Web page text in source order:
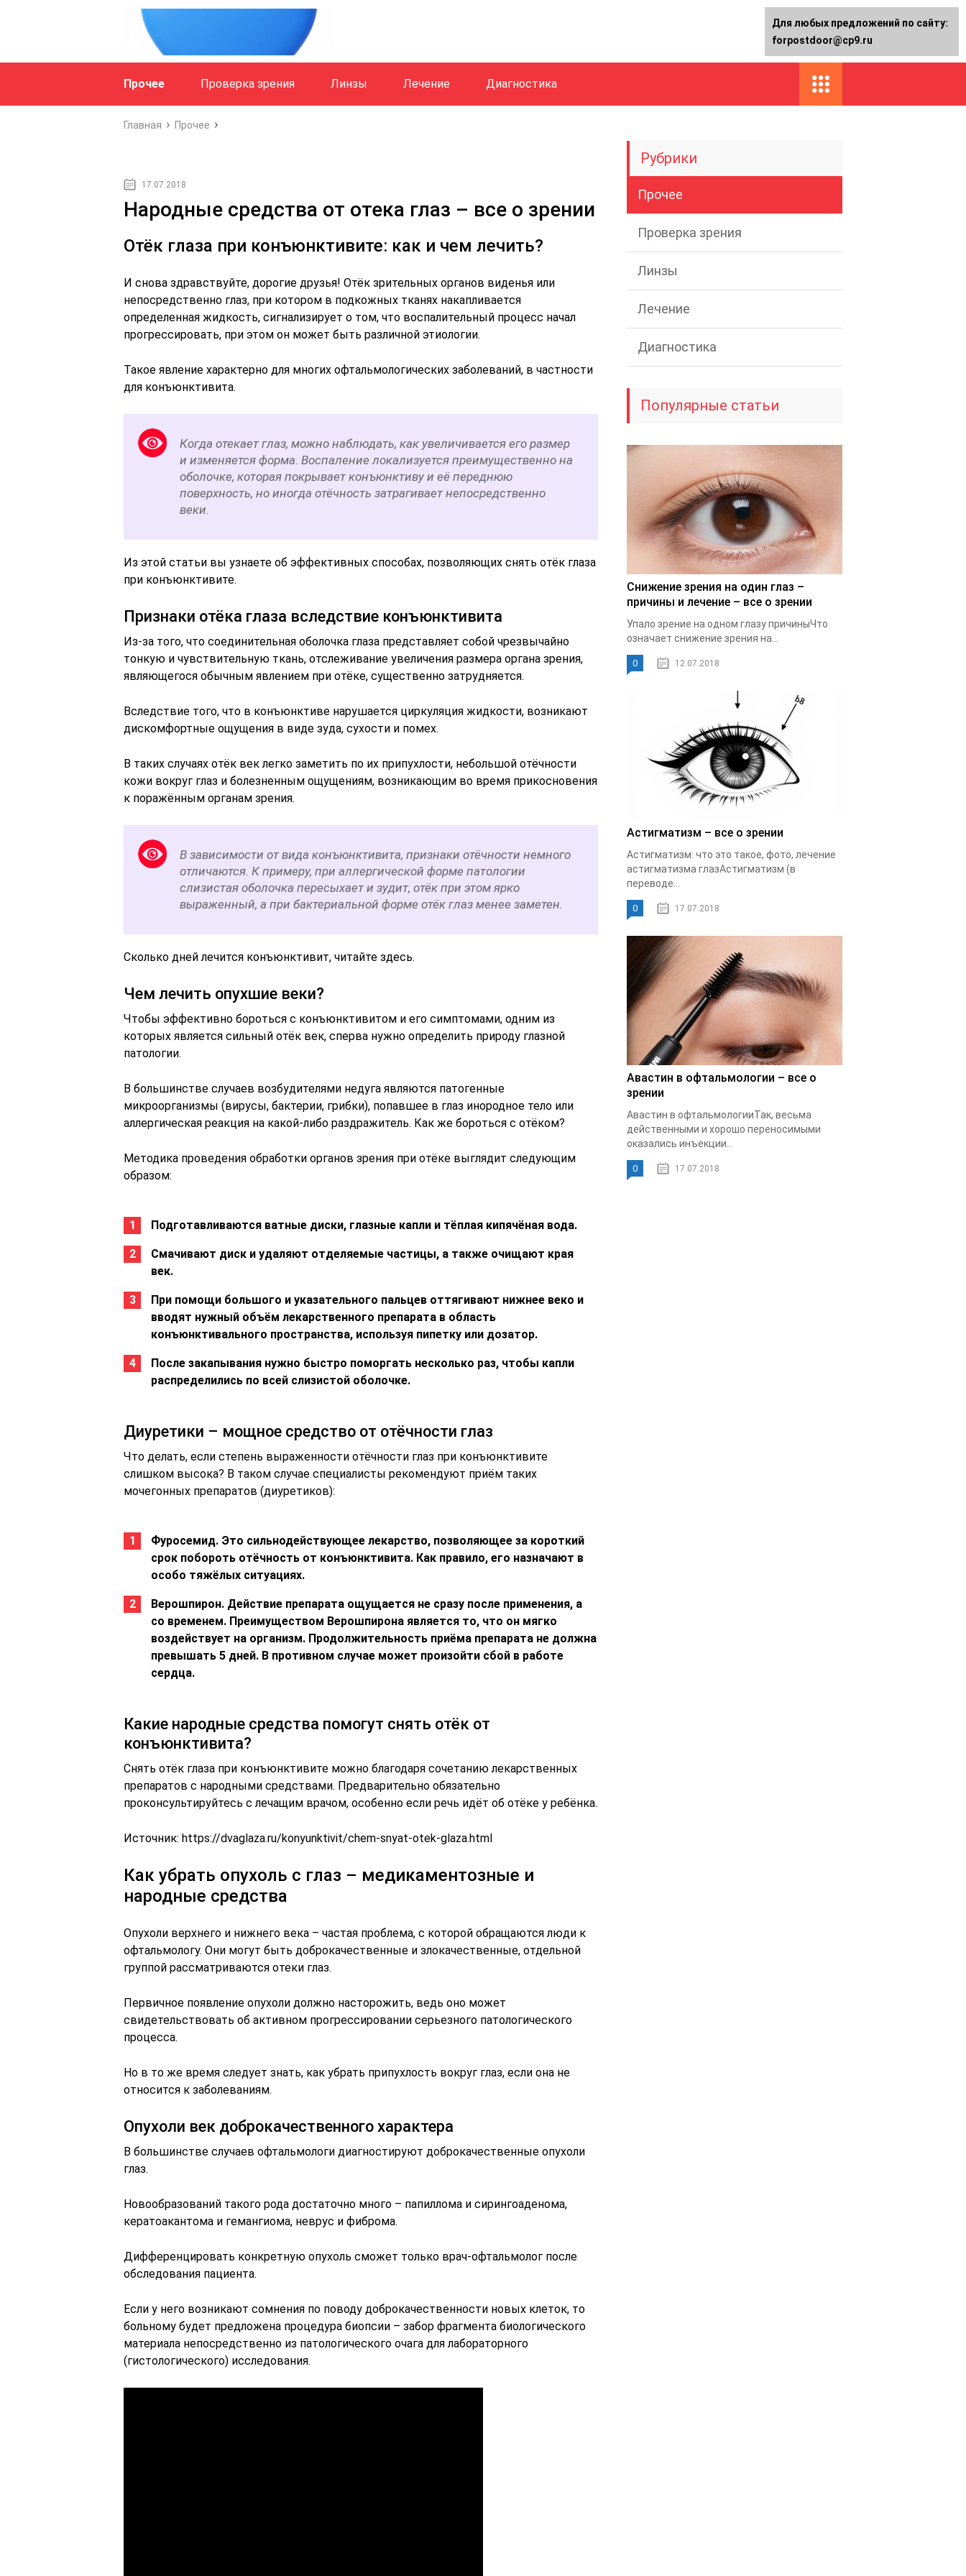
Прочее Проверка зрения Линзы Лечение Диагностика
Главная Прочее
17.07.2018
Народные средства от отека глаз – все о зрении
Отёк глаза при конъюнктивите: как и чем лечить?
И снова здравствуйте, дорогие друзья! Отёк зрительных органов виденья или
непосредственно глаз, при котором в подкожных тканях накапливается
определенная жидкость, сигнализирует о том, что воспалительный процесс начал
прогрессировать, при этом он может быть различной этиологии.
Такое явление характерно для многих офтальмологических заболеваний, в частности
для конъюнктивита.
Когда отекает глаз, можно наблюдать, как увеличивается его размер
и изменяется форма. Воспаление локализуется преимущественно на
оболочке, которая покрывает конъюнктиву и её переднюю
поверхность, но иногда отёчность затрагивает непосредственно
веки.
Из этой статьи вы узнаете об эффективных способах, позволяющих снять отёк глаза
при конъюнктивите.
Признаки отёка глаза вследствие конъюнктивита
Из-за того, что соединительная оболочка глаза представляет собой чрезвычайно
тонкую и чувствительную ткань, отслеживание увеличения размера органа зрения,
являющегося обычным явлением при отёке, существенно затрудняется.
Вследствие того, что в конъюнктиве нарушается циркуляция жидкости, возникают
дискомфортные ощущения в виде зуда, сухости и помех.
В таких случаях отёк век легко заметить по их припухлости, небольшой отёчности
кожи вокруг глаз и болезненным ощущениям, возникающим во время прикосновения
к поражённым органам зрения.
В зависимости от вида конъюнктивита, признаки отёчности немного
отличаются. К примеру, при аллергической форме патологии
слизистая оболочка пересыхает и зудит, отёк при этом ярко
выраженный, а при бактериальной форме отёк глаз менее заметен.
Сколько дней лечится конъюнктивит, читайте здесь.
Чем лечить опухшие веки?
Чтобы эффективно бороться с конъюнктивитом и его симптомами, одним из
которых является сильный отёк век, сперва нужно определить природу глазной
патологии.
В большинстве случаев возбудителями недуга являются патогенные
микроорганизмы (вирусы, бактерии, грибки), попавшее в глаз инородное тело или
аллергическая реакция на какой-либо раздражитель. Как же бороться с отёком?
Методика проведения обработки органов зрения при отёке выглядит следующим
образом:
Подготавливаются ватные диски, глазные капли и тёплая кипячёная вода.
Смачивают диск и удаляют отделяемые частицы, а также очищают края
век.
При помощи большого и указательного пальцев оттягивают нижнее веко и
вводят нужный объём лекарственного препарата в область
конъюнктивального пространства, используя пипетку или дозатор.
После закапывания нужно быстро поморгать несколько раз, чтобы капли
распределились по всей слизистой оболочке.
Диуретики – мощное средство от отёчности глаз
Что делать, если степень выраженности отёчности глаз при конъюнктивите
слишком высока? В таком случае специалисты рекомендуют приём таких
мочегонных препаратов (диуретиков):
Фуросемид. Это сильнодействующее лекарство, позволяющее за короткий
срок побороть отёчность от конъюнктивита. Как правило, его назначают в
особо тяжёлых ситуациях.
Верошпирон. Действие препарата ощущается не сразу после применения, а
со временем. Преимуществом Верошпирона является то, что он мягко
воздействует на организм. Продолжительность приёма препарата не должна
превышать 5 дней. В противном случае может произойти сбой в работе
сердца.
Какие народные средства помогут снять отёк от
конъюнктивита?
Снять отёк глаза при конъюнктивите можно благодаря сочетанию лекарственных
препаратов с народными средствами. Предварительно обязательно
проконсультируйтесь с лечащим врачом, особенно если речь идёт об отёке у ребёнка.
Источник: https://dvaglaza.ru/konyunktivit/chem-snyat-otek-glaza.html
Как убрать опухоль с глаз – медикаментозные и
народные средства
Опухоли верхнего и нижнего века – частая проблема, с которой обращаются люди к
офтальмологу. Они могут быть доброкачественные и злокачественные, отдельной
группой рассматриваются отеки глаз.
Первичное появление опухоли должно насторожить, ведь оно может
свидетельствовать об активном прогрессировании серьезного патологического
процесса.
Но в то же время следует знать, как убрать припухлость вокруг глаз, если она не
относится к заболеваниям.
Опухоли век доброкачественного характера
В большинстве случаев офтальмологи диагностируют доброкачественные опухоли
глаз.
Новообразований такого рода достаточно много – папиллома и сирингоаденома,
кератоакантома и гемангиома, неврус и фиброма.
Дифференцировать конкретную опухоль сможет только врач-офтальмолог после
обследования пациента.
Если у него возникают сомнения по поводу доброкачественности новых клеток, то
больному будет предложена процедура биопсии – забор фрагмента биологического
материала непосредственно из патологического очага для лабораторного
(гистологического) исследования.
Рубрики
Прочее
Проверка зрения
Линзы
Лечение
Диагностика
Популярные статьи
Снижение зрения на один глаз –
причины и лечение – все о зрении
Упало зрение на одном глазу причиныЧто
означает снижение зрения на...
0 12.07.2018
Астигматизм – все о зрении
Астигматизм: что это такое, фото, лечение
астигматизма глазАстигматизм (в
переводе...
0 17.07.2018
Авастин в офтальмологии – все о
зрении
Авастин в офтальмологииТак, весьма
действенными и хорошо переносимыми
оказались инъекции...
0 17.07.2018
Для любых предложений по сайту:
forpostdoor@cp9.ru